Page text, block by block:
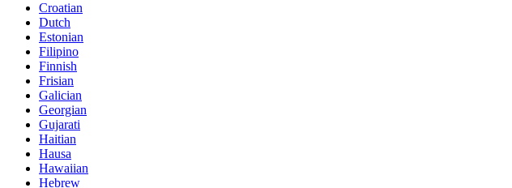
Croatian
Dutch
Estonian
Filipino
Finnish
Frisian
Galician
Georgian
Gujarati
Haitian
Hausa
Hawaiian
Hebrew